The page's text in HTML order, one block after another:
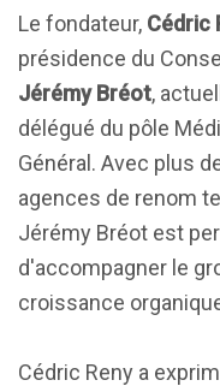
Le fondateur, Cédric
présidence du
Jérémy Bréot,
délégué du pôle
Général. Avec plus
agences de renom
Jérémy Bréot est
d'accompagner le
croissance
Cédric Reny a